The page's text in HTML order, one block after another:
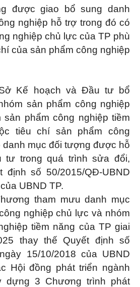
được giao bổ sung danh
nghiệp hỗ trợ trong đó có
nghiệp chủ lực của TP phù
của sản phẩm công nghiệp
Kế hoạch và Đầu tư bổ
sản phẩm công nghiệp
phẩm công nghiệp tiềm
tiêu chí sản phẩm công
danh mục đối tượng được hỗ
tư trong quá trình sửa đổi,
định số 50/2015/QĐ-UBND
UBND TP.
tham mưu danh mục
nghiệp chủ lực và nhóm
tiềm năng của TP giai
thay thế Quyết định số
15/10/2018 của UBND
Hội đồng phát triển ngành
dựng 3 Chương trình phát